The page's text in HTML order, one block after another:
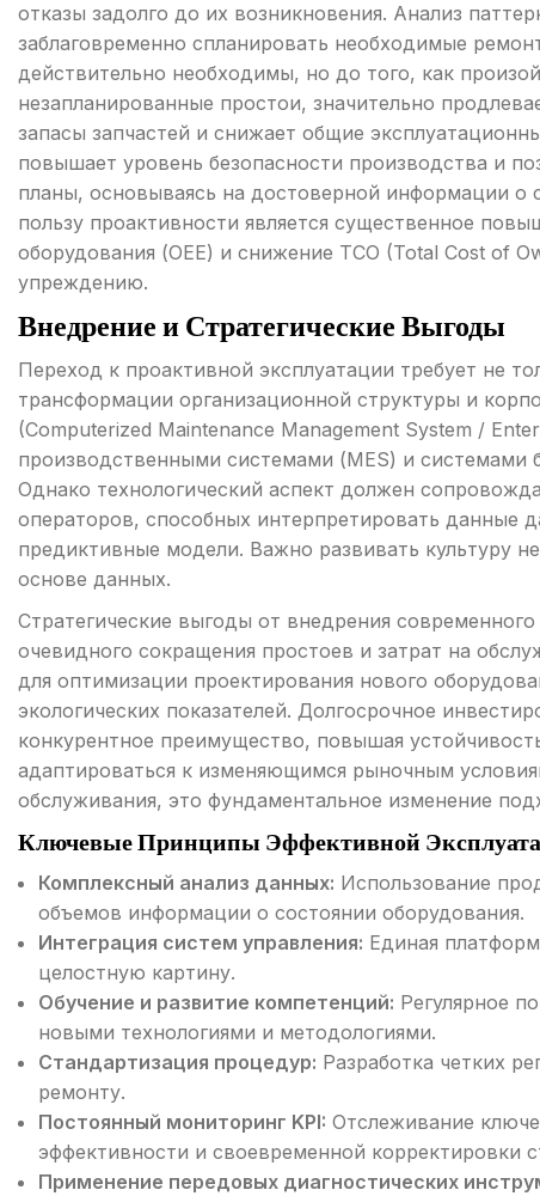
отказы задолго до их возникновения. Анализ
заблаговременно спланировать необходимые
действительно необходимы, но до того, как
незапланированные простои, значительно
запасы запчастей и снижает общие
повышает уровень безопасности производства и
планы, основываясь на достоверной информации о
пользу проактивности является существенное
оборудования (OEE) и снижение TCO (Total Cost of
упреждению.
Внедрение и Стратегические Выгоды
Переход к проактивной эксплуатации требует не
трансформации организационной структуры и
(Computerized Maintenance Management System /
производственными системами (MES) и системами
Однако технологический аспект должен
операторов, способных интерпретировать данные
предиктивные модели. Важно развивать культуру
основе данных.
Стратегические выгоды от внедрения
очевидного сокращения простоев и затрат на
для оптимизации проектирования нового
экологических показателей. Долгосрочное
конкурентное преимущество, повышая
адаптироваться к изменяющимся рыночным
обслуживания, это фундаментальное изменение
Ключевые Принципы Эффективной
Комплексный анализ данных: Использование
объемов информации о состоянии оборудования.
Интеграция систем управления: Единая
целостную картину.
Обучение и развитие компетенций: Регулярное
новыми технологиями и методологиями.
Стандартизация процедур: Разработка четких
ремонту.
Постоянный мониторинг KPI: Отслеживание
эффективности и своевременной корректировки
Применение передовых диагностических